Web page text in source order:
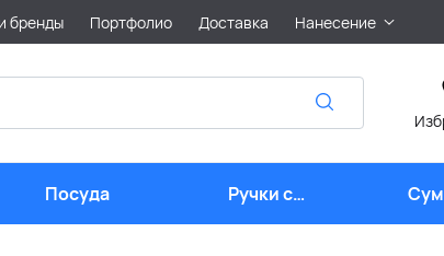
бренды Портфолио Доставка Нанесение
Посуда
Ручки с
логотипом